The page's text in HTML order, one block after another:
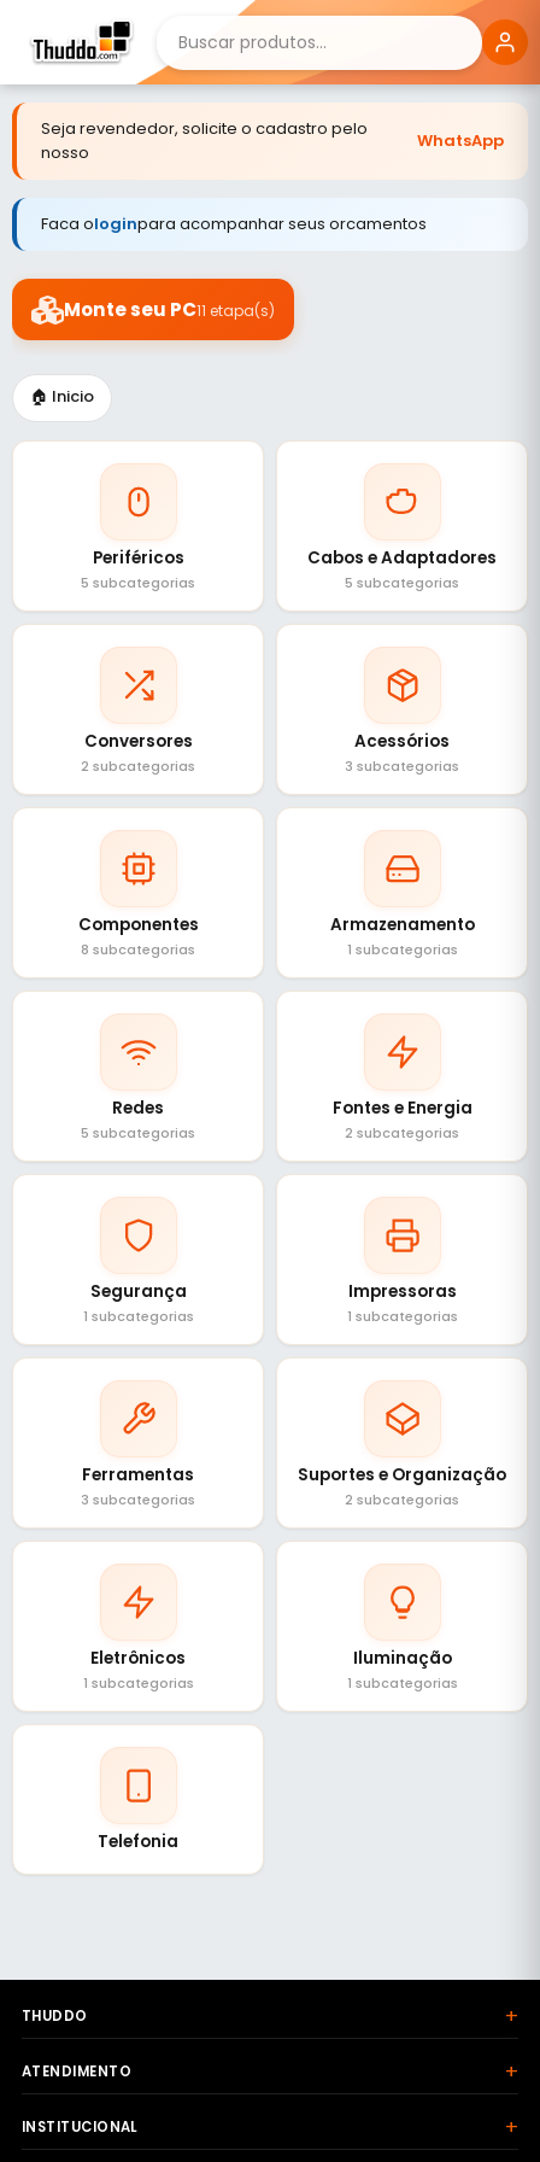
Seja revendedor, solicite o cadastro pelo
nosso
WhatsApp
Faca ologinpara acompanhar seus orcamentos
Monte seu PC11 etapa(s)
🏠 Inicio
Periféricos
5 subcategorias
Cabos e Adaptadores
5 subcategorias
Conversores
2 subcategorias
Acessórios
3 subcategorias
Componentes
8 subcategorias
Armazenamento
1 subcategorias
Redes
5 subcategorias
Fontes e Energia
2 subcategorias
Segurança
1 subcategorias
Impressoras
1 subcategorias
Ferramentas
3 subcategorias
Suportes e Organização
2 subcategorias
Eletrônicos
1 subcategorias
Iluminação
1 subcategorias
Telefonia
THUDDO +
ATENDIMENTO +
INSTITUCIONAL +